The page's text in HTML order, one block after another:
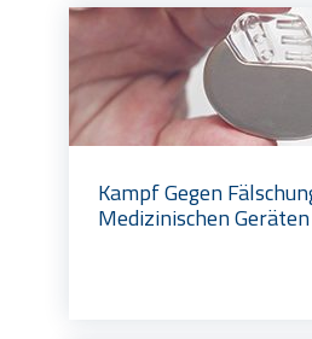
Kampf Gegen
Medizinischen Geräten